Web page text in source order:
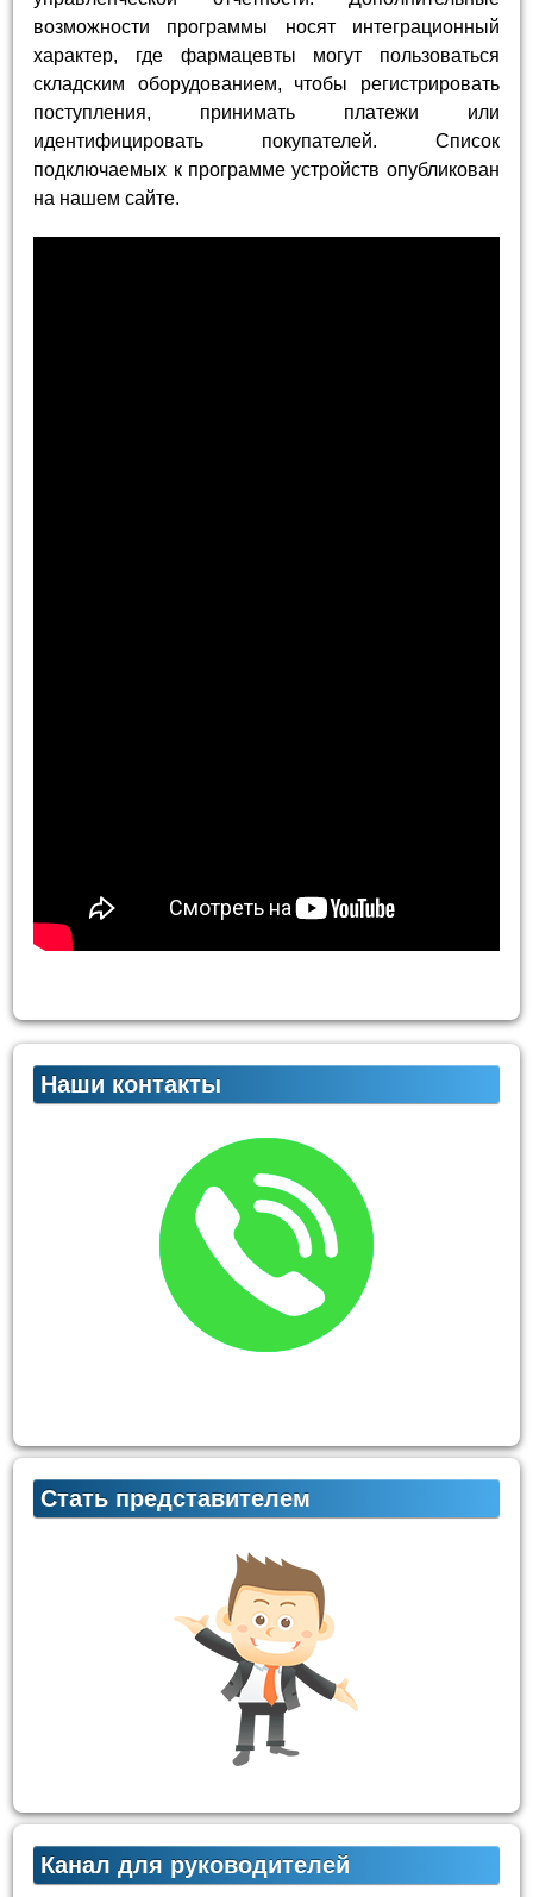
возможности программы носят интеграционный
характер, где фармацевты могут пользоваться
складским оборудованием, чтобы регистрировать
поступления, принимать платежи или
идентифицировать покупателей. Список
подключаемых к программе устройств опубликован
на нашем сайте.
Наши контакты
Стать представителем
Канал для руководителей